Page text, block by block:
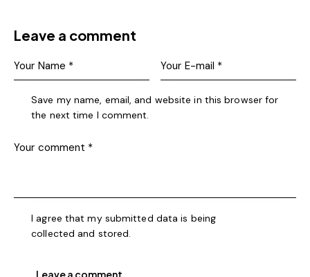
Leave a comment
Save my name, email, and website in this browser for
the next time I comment.
I agree that my submitted data is being
collected and stored.